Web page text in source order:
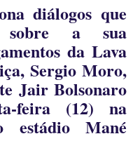
diálogos que
sobre a sua
da Lava
Sergio Moro,
Jair Bolsonaro
feira (12) na
Mané